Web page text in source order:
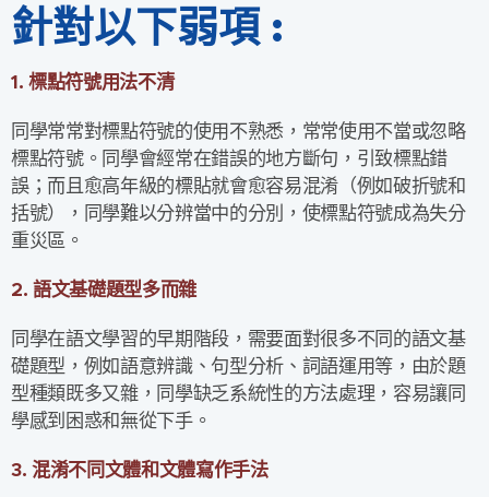
針對以下弱項 :
1. 標點符號用法不清
同學常常對標點符號的使用不熟悉，常常使用不當或忽略
標點符號。同學會經常在錯誤的地方斷句，引致標點錯
誤；而且愈高年級的標貼就會愈容易混淆（例如破折號和
括號），同學難以分辨當中的分別，使標點符號成為失分
重災區。
2. 語文基礎題型多而雜
同學在語文學習的早期階段，需要面對很多不同的語文基
礎題型，例如語意辨識、句型分析、詞語運用等，由於題
型種類既多又雜，同學缺乏系統性的方法處理，容易讓同
學感到困惑和無從下手。
3. 混淆不同文體和文體寫作手法